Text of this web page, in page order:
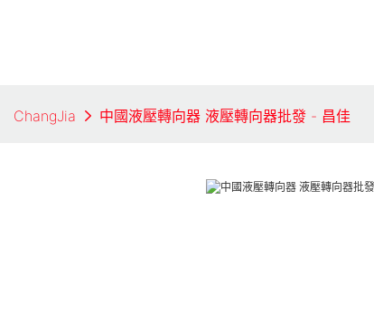
ChangJia 中國液壓轉向器 液壓轉向器批發 - 昌佳